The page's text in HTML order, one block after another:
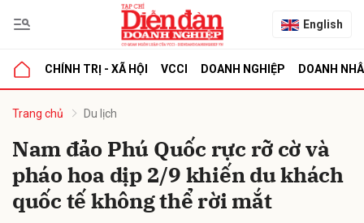
English
CHÍNH TRỊ - XÃ HỘI VCCI DOANH NGHIỆP DOANH
Trang chủ Du lịch
Nam đảo Phú Quốc rực rỡ cờ và
pháo hoa dịp 2/9 khiến du khách
quốc tế không thể rời mắt
luận